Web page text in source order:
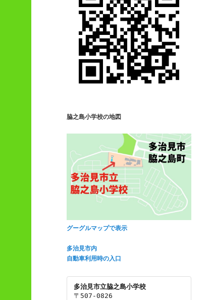
脇之島小学校の地図
グーグルマップで表示
多治見市内
自動車利用時の入口
多治見市立脇之島小学校
〒507-0826